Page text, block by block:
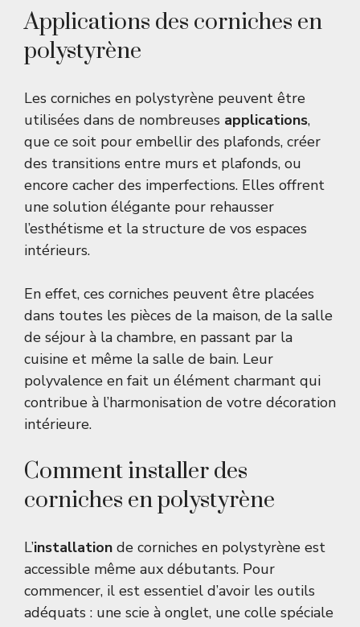
Applications des corniches en
polystyrène
Les corniches en polystyrène peuvent être
utilisées dans de nombreuses applications,
que ce soit pour embellir des plafonds, créer
des transitions entre murs et plafonds, ou
encore cacher des imperfections. Elles offrent
une solution élégante pour rehausser
l’esthétisme et la structure de vos espaces
intérieurs.
En effet, ces corniches peuvent être placées
dans toutes les pièces de la maison, de la salle
de séjour à la chambre, en passant par la
cuisine et même la salle de bain. Leur
polyvalence en fait un élément charmant qui
contribue à l’harmonisation de votre décoration
intérieure.
Comment installer des
corniches en polystyrène
L’installation de corniches en polystyrène est
accessible même aux débutants. Pour
commencer, il est essentiel d’avoir les outils
adéquats : une scie à onglet, une colle spéciale